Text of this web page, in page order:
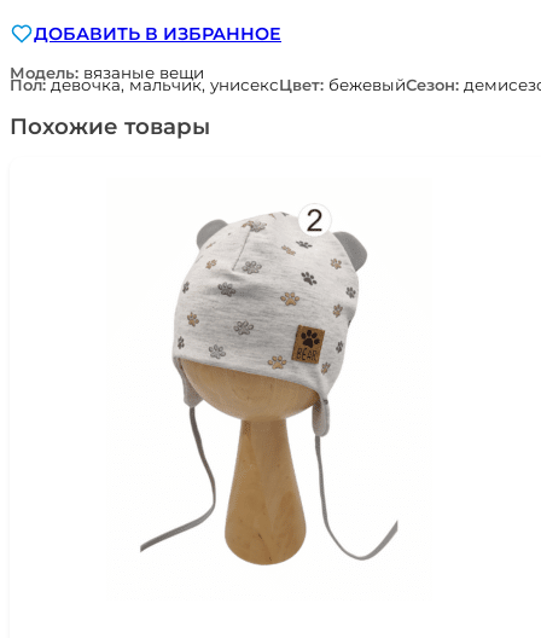
ДОБАВИТЬ В ИЗБРАННОЕ
Модель: вязаные вещи
Пол:девочка, мальчик, унисексЦвет: бежевыйСезон:
Похожие товары